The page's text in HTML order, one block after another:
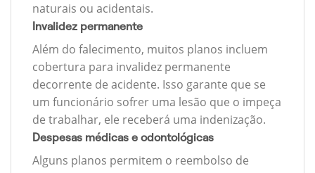
naturais ou acidentais.
Invalidez permanente
Além do falecimento, muitos planos incluem
cobertura para invalidez permanente
decorrente de acidente. Isso garante que se
um funcionário sofrer uma lesão que o impeça
de trabalhar, ele receberá uma indenização.
Despesas médicas e odontológicas
Alguns planos permitem o reembolso de